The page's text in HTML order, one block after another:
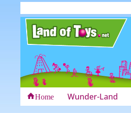
Home Wunder-Land